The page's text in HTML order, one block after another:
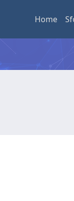
Home